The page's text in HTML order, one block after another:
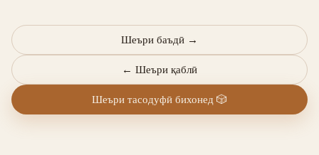
← Шеъри қаблӣ
Шеъри баъдӣ →
Шеъри тасодуфӣ бихонед 🎲